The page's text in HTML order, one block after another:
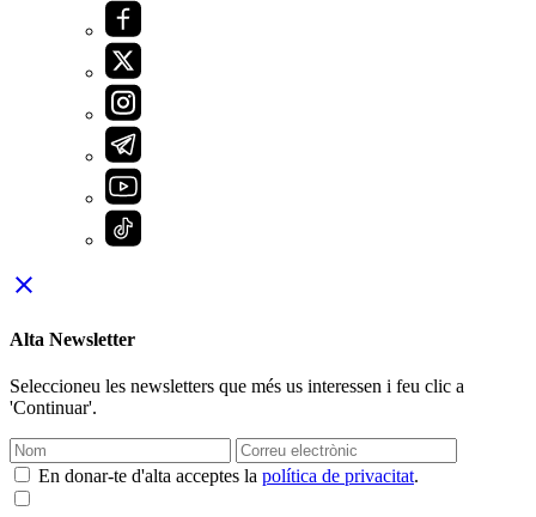
close
Alta Newsletter
Seleccioneu les newsletters que més us interessen i feu clic a
'Continuar'.
En donar-te d'alta acceptes la política de privacitat.